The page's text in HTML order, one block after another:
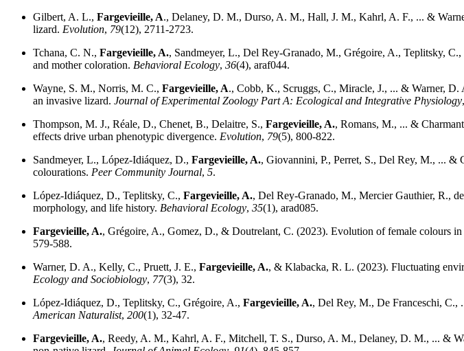
Gilbert, A. L., Fargevieille, A., Delaney, D. M., Durso, A. M., Hall, J. M., Kahrl, A. F., ... &
lizard. Evolution, 79(12), 2711-2723.
Tchana, C. N., Fargevieille, A., Sandmeyer, L., Del Rey-Granado, M., Grégoire, A., Teplitsky,
and mother coloration. Behavioral Ecology, 36(4), araf044.
Wayne, S. M., Norris, M. C., Fargevieille, A., Cobb, K., Scruggs, C., Miracle, J., ... & Warner,
an invasive lizard. Journal of Experimental Zoology Part A: Ecological and Integrative Physiology,
Thompson, M. J., Réale, D., Chenet, B., Delaitre, S., Fargevieille, A., Romans, M., ... &
effects drive urban phenotypic divergence. Evolution, 79(5), 800-822.
Sandmeyer, L., López-Idiáquez, D., Fargevieille, A., Giovannini, P., Perret, S., Del Rey, M., ... &
colourations. Peer Community Journal, 5.
López-Idiáquez, D., Teplitsky, C., Fargevieille, A., Del Rey-Granado, M., Mercier Gauthier, R.,
morphology, and life history. Behavioral Ecology, 35(1), arad085.
Fargevieille, A., Grégoire, A., Gomez, D., & Doutrelant, C. (2023). Evolution of female colours
579-588.
Warner, D. A., Kelly, C., Pruett, J. E., Fargevieille, A., & Klabacka, R. L. (2023). Fluctuating
Ecology and Sociobiology, 77(3), 32.
López-Idiáquez, D., Teplitsky, C., Grégoire, A., Fargevieille, A., Del Rey, M., De Franceschi, C.,
American Naturalist, 200(1), 32-47.
Fargevieille, A., Reedy, A. M., Kahrl, A. F., Mitchell, T. S., Durso, A. M., Delaney, D. M., ... &